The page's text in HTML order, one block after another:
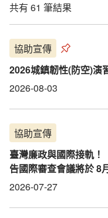
共有 61 筆結果
協助宣傳
2026城鎮韌性(防空)演
2026-08-03
協助宣傳
臺灣廉政與國際接軌
告國際審查會議將於 8
2026-07-27